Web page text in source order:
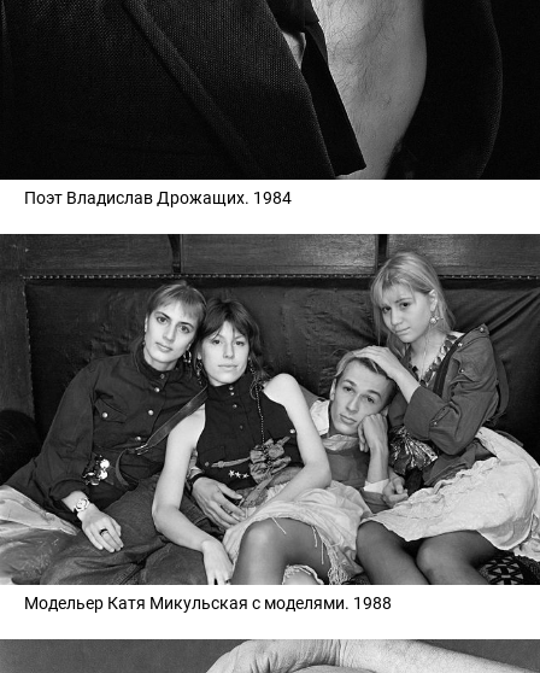
Поэт Владислав Дрожащих. 1984
Модельер Катя Микульская с моделями. 1988